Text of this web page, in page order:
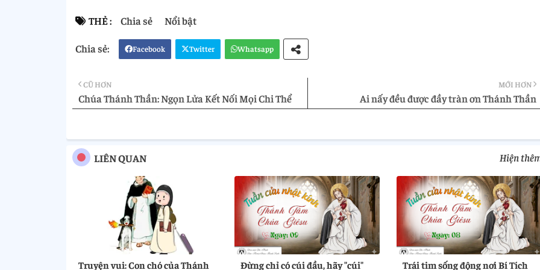
THẺ : Chia sẻ Nổi bật
Facebook Twitter Whatsapp
MỚI HƠN
Ai nấy đều được đầy tràn ơn Thánh Thần
CŨ HƠN
Chúa Thánh Thần: Ngọn Lửa Kết Nối Mọi Chi Thể
LIÊN QUAN Hiện
Truyện vui: Con chó của Thánh Đừng chỉ có cúi đầu, hãy "cúi" Trái tim sống động nơi Bí Tích